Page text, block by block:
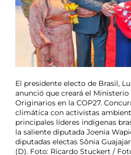
El presidente electo de Brasil,
anunció que creará el Ministerio
Originarios en la COP27.
climática con activistas
principales líderes indígenas
la saliente diputada Joenia
diputadas electas Sônia
(D). Foto: Ricardo Stuckert /